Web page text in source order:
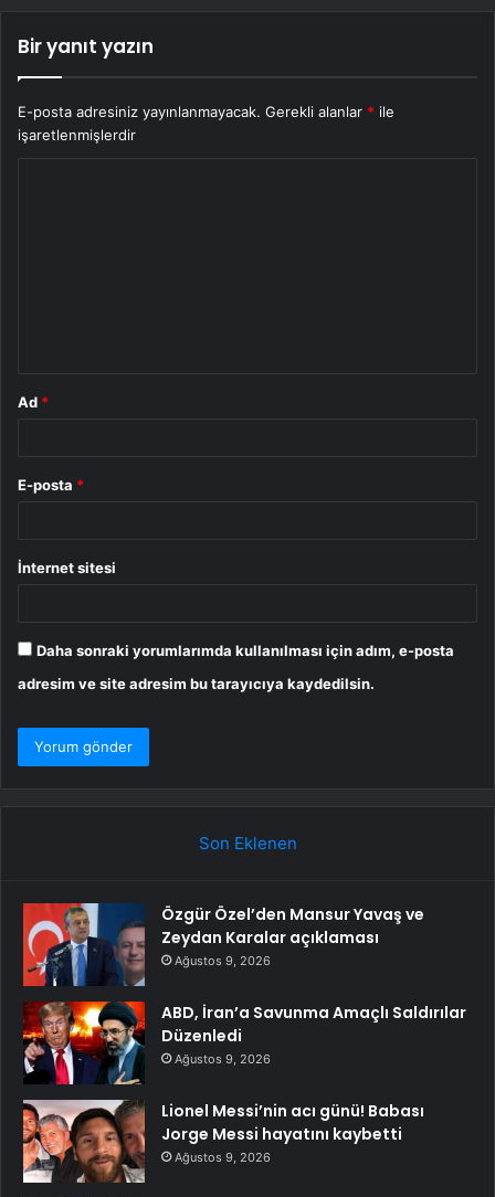
Bir yanıt yazın
E-posta adresiniz yayınlanmayacak. Gerekli alanlar * ile
işaretlenmişlerdir
Ad *
E-posta *
İnternet sitesi
Daha sonraki yorumlarımda kullanılması için adım, e-posta
adresim ve site adresim bu tarayıcıya kaydedilsin.
Son Eklenen
Özgür Özel’den Mansur Yavaş ve
Zeydan Karalar açıklaması
Ağustos 9, 2026
ABD, İran’a Savunma Amaçlı Saldırılar
Düzenledi
Ağustos 9, 2026
Lionel Messi’nin acı günü! Babası
Jorge Messi hayatını kaybetti
Ağustos 9, 2026